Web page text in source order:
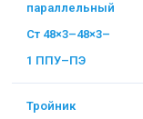
параллельный
Ст 48×3–48×3–
1 ППУ–ПЭ
Тройник